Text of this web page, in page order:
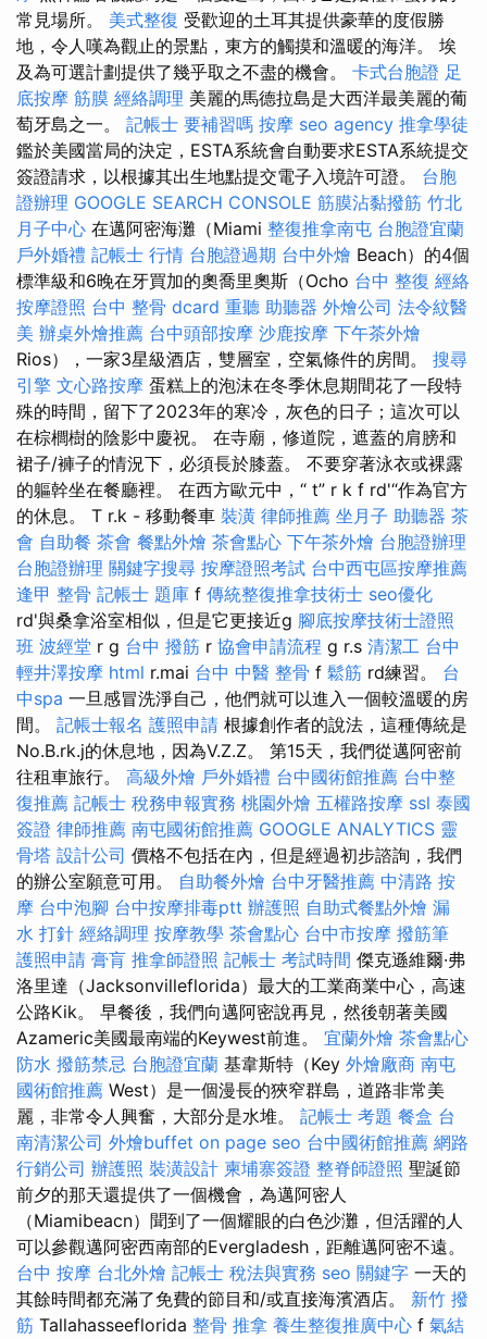
常見場所。 美式整復 受歡迎的土耳其提供豪華的度假勝
地，令人嘆為觀止的景點，東方的觸摸和溫暖的海洋。 埃
及為可選計劃提供了幾乎取之不盡的機會。 卡式台胞證 足
底按摩 筋膜 經絡調理 美麗的馬德拉島是大西洋最美麗的葡
萄牙島之一。 記帳士 要補習嗎 按摩 seo agency 推拿學徒
鑑於美國當局的決定，ESTA系統會自動要求ESTA系統提交
簽證請求，以根據其出生地點提交電子入境許可證。 台胞
證辦理 GOOGLE SEARCH CONSOLE 筋膜沾黏撥筋 竹北
月子中心 在邁阿密海灘（Miami 整復推拿南屯 台胞證宜蘭
戶外婚禮 記帳士 行情 台胞證過期 台中外燴 Beach）的4個
標準級和6晚在牙買加的奧喬里奧斯（Ocho 台中 整復 經絡
按摩證照 台中 整骨 dcard 重聽 助聽器 外燴公司 法令紋醫
美 辦桌外燴推薦 台中頭部按摩 沙鹿按摩 下午茶外燴
Rios），一家3星級酒店，雙層室，空氣條件的房間。 搜尋
引擎 文心路按摩 蛋糕上的泡沫在冬季休息期間花了一段特
殊的時間，留下了2023年的寒冷，灰色的日子；這次可以
在棕櫚樹的陰影中慶祝。 在寺廟，修道院，遮蓋的肩膀和
裙子/褲子的情況下，必須長於膝蓋。 不要穿著泳衣或裸露
的軀幹坐在餐廳裡。 在西方歐元中，“ t” r k f rd'“作為官方
的休息。 T r.k - 移動餐車 裝潢 律師推薦 坐月子 助聽器 茶
會 自助餐 茶會 餐點外燴 茶會點心 下午茶外燴 台胞證辦理
台胞證辦理 關鍵字搜尋 按摩證照考試 台中西屯區按摩推薦
逢甲 整骨 記帳士 題庫 f 傳統整復推拿技術士 seo優化
rd'與桑拿浴室相似，但是它更接近g 腳底按摩技術士證照
班 波經堂 r g 台中 撥筋 r 協會申請流程 g r.s 清潔工 台中
輕井澤按摩 html r.mai 台中 中醫 整骨 f 鬆筋 rd練習。 台
中spa 一旦感冒洗淨自己，他們就可以進入一個較溫暖的房
間。 記帳士報名 護照申請 根據創作者的說法，這種傳統是
No.B.rk.j的休息地，因為V.Z.Z。 第15天，我們從邁阿密前
往租車旅行。 高級外燴 戶外婚禮 台中國術館推薦 台中整
復推薦 記帳士 稅務申報實務 桃園外燴 五權路按摩 ssl 泰國
簽證 律師推薦 南屯國術館推薦 GOOGLE ANALYTICS 靈
骨塔 設計公司 價格不包括在內，但是經過初步諮詢，我們
的辦公室願意可用。 自助餐外燴 台中牙醫推薦 中清路 按
摩 台中泡腳 台中按摩排毒ptt 辦護照 自助式餐點外燴 漏
水 打針 經絡調理 按摩教學 茶會點心 台中市按摩 撥筋筆
護照申請 膏肓 推拿師證照 記帳士 考試時間 傑克遜維爾·弗
洛里達（Jacksonvilleflorida）最大的工業商業中心，高速
公路Kik。 早餐後，我們向邁阿密說再見，然後朝著美國
Azameric美國最南端的Keywest前進。 宜蘭外燴 茶會點心
防水 撥筋禁忌 台胞證宜蘭 基韋斯特（Key 外燴廠商 南屯
國術館推薦 West）是一個漫長的狹窄群島，道路非常美
麗，非常令人興奮，大部分是水堆。 記帳士 考題 餐盒 台
南清潔公司 外燴buffet on page seo 台中國術館推薦 網路
行銷公司 辦護照 裝潢設計 柬埔寨簽證 整脊師證照 聖誕節
前夕的那天還提供了一個機會，為邁阿密人
（Miamibeacn）聞到了一個耀眼的白色沙灘，但活躍的人
可以參觀邁阿密西南部的Evergladesh，距離邁阿密不遠。
台中 按摩 台北外燴 記帳士 稅法與實務 seo 關鍵字 一天的
其餘時間都充滿了免費的節目和/或直接海濱酒店。 新竹 撥
筋 Tallahasseeflorida 整骨 推拿 養生整復推廣中心 f 氣結